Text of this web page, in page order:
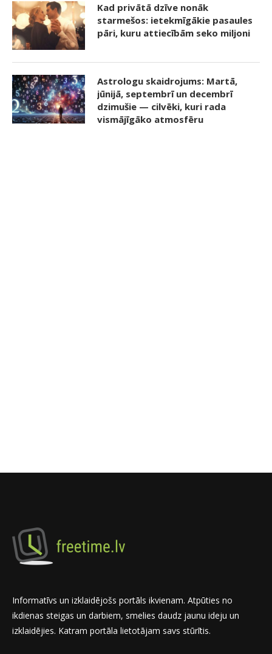
Kad privātā dzīve nonāk
starmešos: ietekmīgākie pasaules
pāri, kuru attiecībām seko miljoni
Astrologu skaidrojums: Martā,
jūnijā, septembrī un decembrī
dzimušie — cilvēki, kuri rada
vismājīgāko atmosfēru
Informatīvs un izklaidējošs portāls ikvienam. Atpūties no
ikdienas steigas un darbiem, smelies daudz jaunu ideju un
izklaidējies. Katram portāla lietotājam savs stūrītis.